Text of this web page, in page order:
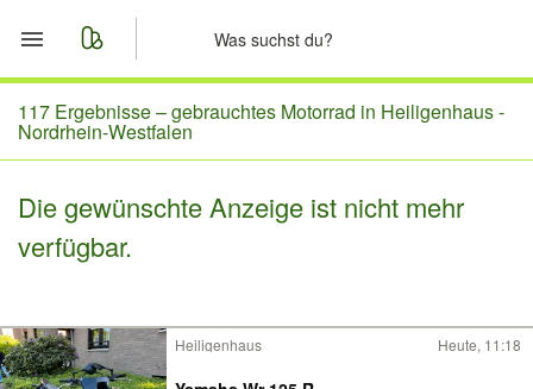
Start
Merkliste
Nachrichten
117 Ergebnisse –gebrauchtes Motorrad in Heiligenhaus -
Nordrhein-Westfalen
Die gewünschte Anzeige ist nicht mehr
verfügbar.
Heiligenhaus Heute, 11:18